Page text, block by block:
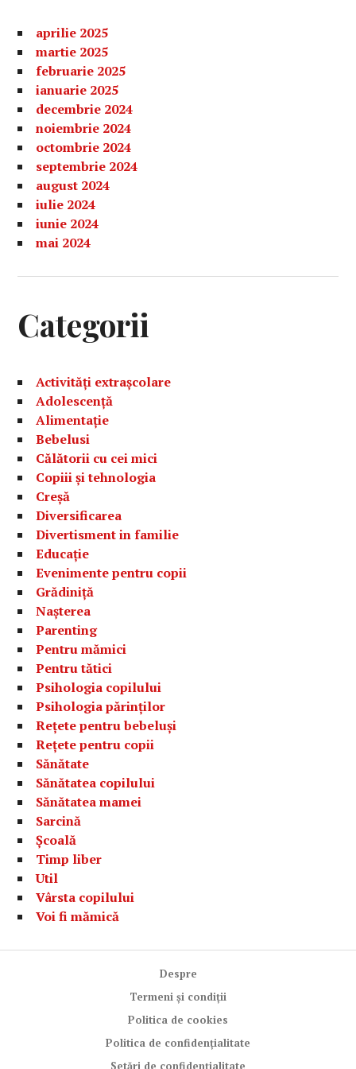
aprilie 2025
martie 2025
februarie 2025
ianuarie 2025
decembrie 2024
noiembrie 2024
octombrie 2024
septembrie 2024
august 2024
iulie 2024
iunie 2024
mai 2024
Categorii
Activități extrașcolare
Adolescență
Alimentație
Bebelusi
Călătorii cu cei mici
Copiii și tehnologia
Creșă
Diversificarea
Divertisment in familie
Educație
Evenimente pentru copii
Grădiniță
Nașterea
Parenting
Pentru mămici
Pentru tătici
Psihologia copilului
Psihologia părinților
Rețete pentru bebeluși
Rețete pentru copii
Sănătate
Sănătatea copilului
Sănătatea mamei
Sarcină
Școală
Timp liber
Util
Vârsta copilului
Voi fi mămică
Despre
Termeni și condiții
Politica de cookies
Politica de confidențialitate
Setări de confidențialitate